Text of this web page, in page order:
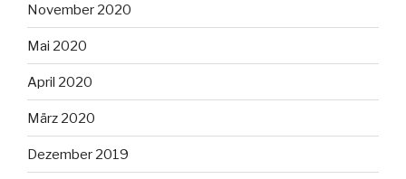
November 2020
Mai 2020
April 2020
März 2020
Dezember 2019